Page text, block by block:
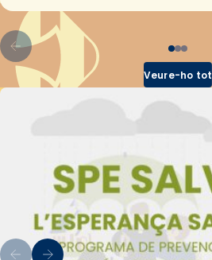
Veure-ho tot